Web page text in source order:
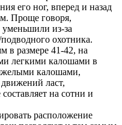
его ног, вперед и назад
Проще говоря,
из-за
охотника.
в размере 41-42, на
легкими калошами в
калошами,
ласт,
на сотни и
расположение